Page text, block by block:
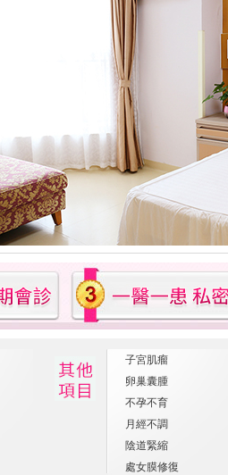
子宮肌瘤
卵巢囊腫
不孕不育
月經不調
陰道緊縮
處女膜修復